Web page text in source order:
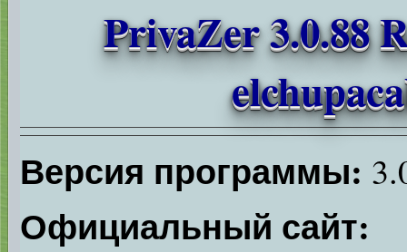
PrivaZer 3.0.88
Версия программы:
Официальный сайт: